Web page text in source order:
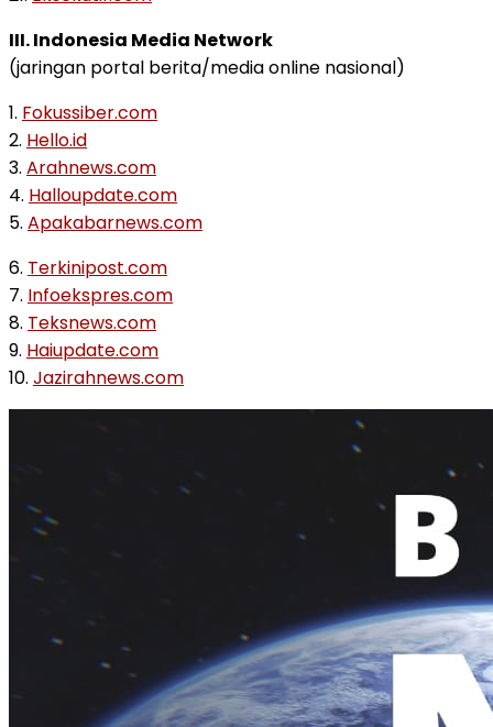
III. Indonesia Media Network
(jaringan portal berita/media online nasional)
1. Fokussiber.com
2. Hello.id
3. Arahnews.com
4. Halloupdate.com
5. Apakabarnews.com
6. Terkinipost.com
7. Infoekspres.com
8. Teksnews.com
9. Haiupdate.com
10. Jazirahnews.com